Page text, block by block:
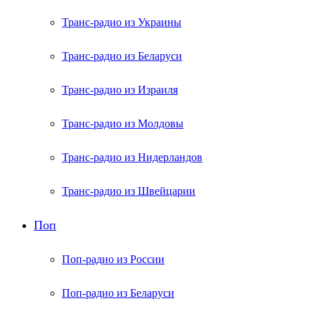
Транс-радио из Украины
Транс-радио из Беларуси
Транс-радио из Израиля
Транс-радио из Молдовы
Транс-радио из Нидерландов
Транс-радио из Швейцарии
Поп
Поп-радио из России
Поп-радио из Беларуси